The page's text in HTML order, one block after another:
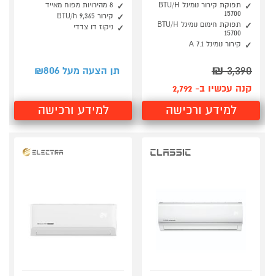
תפוקת קירור נומינל BTU/H
15700
תפוקת חימום נומינל BTU/H
15700
קירור נומינל A 7.1
3,390
₪
קנה עכשיו ב- 2,792
למידע ורכישה
8 מהירויות מפוח מאייד
קירור 9,365 BTU/h
ניקוז דו צדדי
תן הצעה מעל ₪ 806
למידע ורכישה